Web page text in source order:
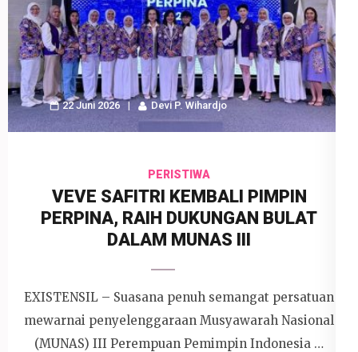
22 Juni 2026 Devi P. Wihardjo
PERISTIWA
VEVE SAFITRI KEMBALI PIMPIN
PERPINA, RAIH DUKUNGAN BULAT
DALAM MUNAS III
EXISTENSIL – Suasana penuh semangat persatuan
mewarnai penyelenggaraan Musyawarah Nasional
(MUNAS) III Perempuan Pemimpin Indonesia …